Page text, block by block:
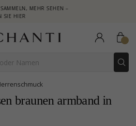
SEHEN –
braunen armband in